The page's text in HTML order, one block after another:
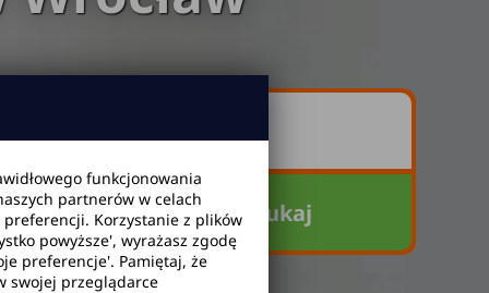
Szukaj
funkcjonowania
partnerów w celach
Korzystanie z plików
powyższe', wyrażasz zgodę
preferencje'. Pamiętaj, że
swojej przeglądarce